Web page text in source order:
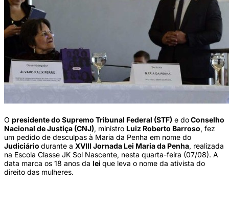
O presidente do Supremo Tribunal Federal (STF) e doConselho
Nacional de Justiça (CNJ), ministro Luiz Roberto Barroso, fez
um pedido de desculpas à Maria da Penha em nome do
Judiciário durante a XVIII Jornada Lei Maria da Penha, realizada
na Escola Classe JK Sol Nascente, nesta quarta-feira (07/08). A
data marca os 18 anos da lei que leva o nome da ativista do
direito das mulheres.